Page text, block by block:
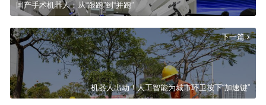
国产手术机器人：从“跟跑”到“并跑”
下一篇
机器人出动！人工智能为城市环卫按下“加速键”